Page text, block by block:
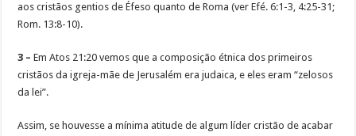
aos cristãos gentios de Éfeso quanto de Roma (ver Efé. 6:1-3, 4:25-31;
Rom. 13:8-10).
3 – Em Atos 21:20 vemos que a composição étnica dos primeiros
cristãos da igreja-mãe de Jerusalém era judaica, e eles eram “zelosos
da lei”.
Assim, se houvesse a mínima atitude de algum líder cristão de acabar